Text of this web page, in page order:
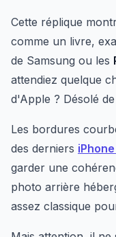
Cette réplique
comme un livre,
de Samsung ou les
attendiez quelque
d'Apple ? Désolé
Les bordures
des derniers
garder une
photo arrière
assez classique